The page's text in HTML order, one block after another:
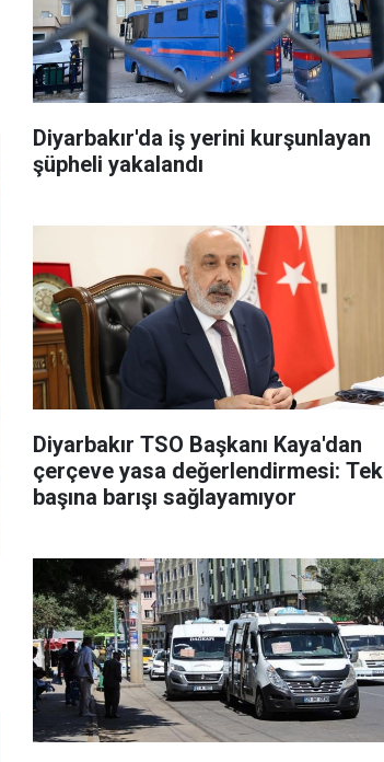
Diyarbakır'da iş yerini kurşunlayan
şüpheli yakalandı
Diyarbakır TSO Başkanı Kaya'dan
çerçeve yasa değerlendirmesi: Tek
başına barışı sağlayamıyor